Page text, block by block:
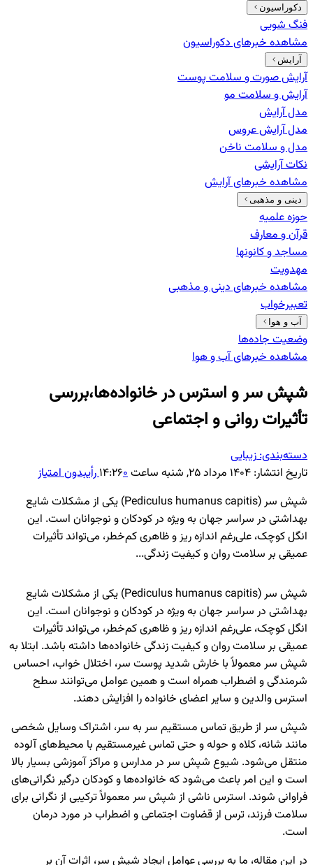
دکوراسیون
فنگ شویی
مشاهده خبرهایدکوراسیون
آرایش
آرایش صورت و سلامت پوست
آرایش و سلامت مو
مدل آرایش
مدل آرایش عروس
مدل و سلامت ناخن
نکات آرایشی
مشاهده خبرهایآرایش
دینی و مذهبی
حوزه علمیه
قرآن و معارف
مساجد و کانونها
مهدویت
مشاهده خبرهایدینی و مذهبی
تعبیرخواب
آب و هوا
وضعیت جاده‌ها
مشاهده خبرهایآب و هوا
شپش سر و استرس در خانواده‌ها،بررسی
تأثیرات روانی و اجتماعی
دسته‌بندی:زیبایی
تاریخ انتشار: ۱۴۰۴ مرداد ۲۵, شنبه ساعت ۱۴:۲۶ ۰ رأیبدون امتیاز
شپش سر (Pediculus humanus capitis) یکی از مشکلات شایع
بهداشتی در سراسر جهان به ویژه در کودکان و نوجوانان است. این
انگل کوچک، علی‌رغم اندازه ریز و ظاهری کم‌خطر، می‌تواند تأثیرات
عمیقی بر سلامت روان و کیفیت زندگی...
شپش سر (Pediculus humanus capitis) یکی از مشکلات شایع
بهداشتی در سراسر جهان به ویژه در کودکان و نوجوانان است. این
انگل کوچک، علی‌رغم اندازه ریز و ظاهری کم‌خطر، می‌تواند تأثیرات
عمیقی بر سلامت روان و کیفیت زندگی خانواده‌ها داشته باشد. ابتلا به
شپش سر معمولاً با خارش شدید پوست سر، اختلال خواب، احساس
شرمندگی و اضطراب همراه است و همین عوامل می‌توانند سطح
استرس والدین و سایر اعضای خانواده را افزایش دهند.
شپش سر از طریق تماس مستقیم سر به سر، اشتراک وسایل شخصی
مانند شانه، کلاه و حوله و حتی تماس غیرمستقیم با محیط‌های آلوده
منتقل می‌شود. شیوع شپش سر در مدارس و مراکز آموزشی بسیار بالا
است و این امر باعث می‌شود که خانواده‌ها و کودکان درگیر نگرانی‌های
فراوانی شوند. استرس ناشی از شپش سر معمولاً ترکیبی از نگرانی برای
سلامت فرزند، ترس از قضاوت اجتماعی و اضطراب در مورد درمان
است.
در این مقاله، ما به بررسی عوامل ایجاد شپش سر، اثرات آن بر